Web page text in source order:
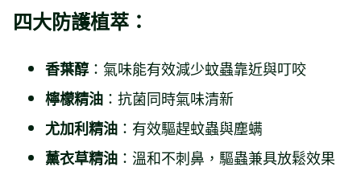
四大防護植萃：
香葉醇 ：氣味能有效減少蚊蟲靠近與叮咬
檸檬精油 ：抗菌同時氣味清新
尤加利精油 ：有效驅趕蚊蟲與塵螨
薰衣草精油 ：溫和不刺鼻，驅蟲兼具放鬆效果